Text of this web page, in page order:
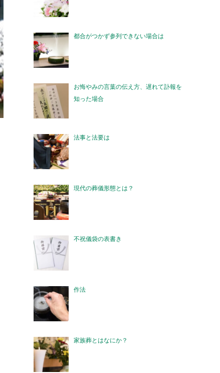
都合がつかず参列できない場合は
お悔やみの言葉の伝え方、遅れて訃報を
知った場合
法事と法要は
現代の葬儀形態とは？
不祝儀袋の表書き
作法
家族葬とはなにか？